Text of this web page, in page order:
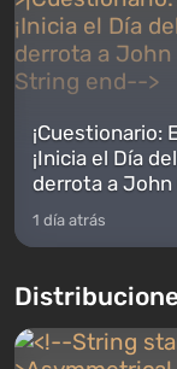
¡Cuestionario:
¡Inicia el Día
derrota a John
1 día atrás